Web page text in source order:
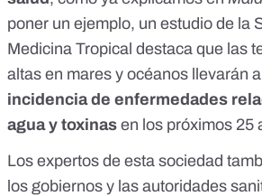
poner un ejemplo, un estudio de la
Medicina Tropical destaca que las
altas en mares y océanos llevarán
incidencia de enfermedades
agua y toxinas en los próximos 25
Los expertos de esta sociedad
los gobiernos y las autoridades